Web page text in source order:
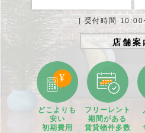
[ 受付時間
店舗案
どこよりも
安い
初期費用
フリーレント
期間がある
賃貸物件多数